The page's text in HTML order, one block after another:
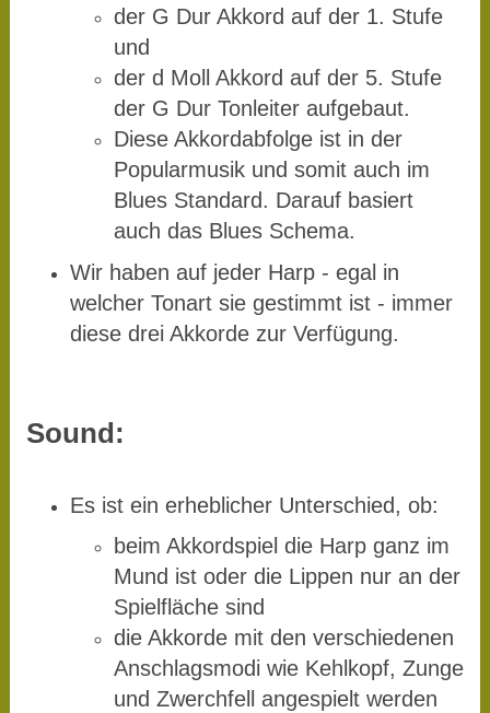
der G Dur Akkord auf der 1. Stufe
und
der d Moll Akkord auf der 5. Stufe
der G Dur Tonleiter aufgebaut.
Diese Akkordabfolge ist in der
Popularmusik und somit auch im
Blues Standard. Darauf basiert
auch das Blues Schema.
Wir haben auf jeder Harp - egal in
welcher Tonart sie gestimmt ist - immer
diese drei Akkorde zur Verfügung.
Sound:
Es ist ein erheblicher Unterschied, ob:
beim Akkordspiel die Harp ganz im
Mund ist oder die Lippen nur an der
Spielfläche sind
die Akkorde mit den verschiedenen
Anschlagsmodi wie Kehlkopf, Zunge
und Zwerchfell angespielt werden